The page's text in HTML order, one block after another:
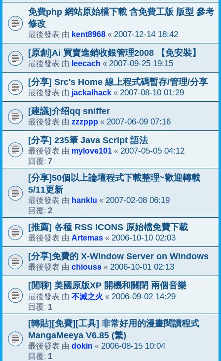
免費php 網站原始檔下載 含免費工版 版型 參考
修改
最後發表 由 kent8968 « 2007-12-14 18:42
[原創]Ai 買賣進銷收銀管理2008 【免安裝】
最後發表 由 leecach « 2007-09-25 19:15
[分享] Src's Home 線上程式碼暫存/管理/分享
最後發表 由 jackalhack « 2007-08-10 01:29
[建議]介绍qq sniffer
最後發表 由 zzzppp « 2007-06-09 07:16
[分享] 235筆 Java Script 語法
最後發表 由 mylove101 « 2007-05-05 04:12
回覆: 7
[分享]50個以上論壇程式下載整理~歡迎轉載
5/11更新
最後發表 由 hanklu « 2007-02-08 06:19
回覆: 2
[推薦] 各種 RSS ICONS 原始檔免費下載
最後發表 由 Artemas « 2006-10-10 02:03
[分享]免費的 X-Window Server on Windows
最後發表 由 chiouss « 2006-10-01 02:13
[閒聊] 美國原版XP 開機和關閉 兩個音樂
最後發表 由 不滅之火 « 2006-09-02 14:29
回覆: 1
[轉貼][免費][工具] 非常好用的漫畫閱讀程式
MangaMeeya V6.85 (繁)
最後發表 由 dokin « 2006-08-15 10:04
回覆: 1